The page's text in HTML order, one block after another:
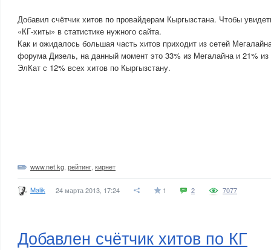
Добавил счётчик хитов по провайдерам Кыргызстана. Чтобы
«КГ-хиты» в статистике нужного сайта.
Как и ожидалось большая часть хитов приходит из сетей
форума Дизель, на данный момент это 33% из Мегалайна и 21%
ЭлКат с 12% всех хитов по Кыргызстану.
www.net.kg рейтинг кирнет
Malik 24 марта 2013, 17:24 1 2 7077
Добавлен счётчик хитов по КГ